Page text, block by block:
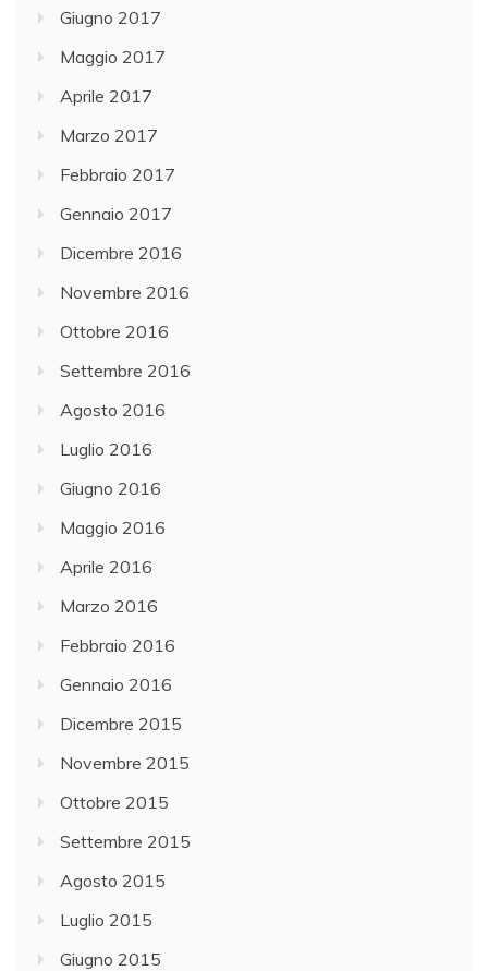
Giugno 2017
Maggio 2017
Aprile 2017
Marzo 2017
Febbraio 2017
Gennaio 2017
Dicembre 2016
Novembre 2016
Ottobre 2016
Settembre 2016
Agosto 2016
Luglio 2016
Giugno 2016
Maggio 2016
Aprile 2016
Marzo 2016
Febbraio 2016
Gennaio 2016
Dicembre 2015
Novembre 2015
Ottobre 2015
Settembre 2015
Agosto 2015
Luglio 2015
Giugno 2015